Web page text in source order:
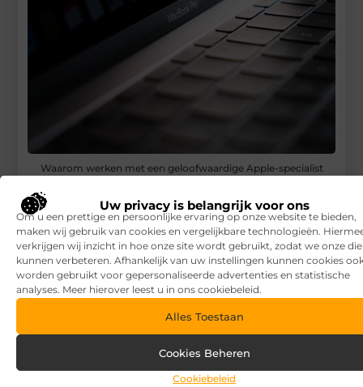
Uw privacy is belangrijk voor ons
Om u een prettige en persoonlijke ervaring op onze website te bieden,
maken wij gebruik van cookies en vergelijkbare technologieën.
verkrijgen wij inzicht in hoe onze site wordt gebruikt, zodat we onze
kunnen verbeteren. Afhankelijk van uw instellingen kunnen cookies
worden gebruikt voor gepersonaliseerde advertenties en statistische
analyses. Meer hierover leest u in ons cookiebeleid.
Alles Toestaan
Cookies Beheren
Cookiebeleid
Waarom werken met een geloofwaardige Apple-specialist
RECENTE BERICHTEN
7 tips voor het kiezen van een luxe vakantiepark
Waar let je op bij het kiezen van een vakantiepark?
Overkapping in fases: zo begin je slim en breid je later uit